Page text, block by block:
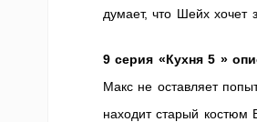
думает, что Шейх хочет
9 серия «Кухня 5 »
Макс не оставляет
находит старый костюм